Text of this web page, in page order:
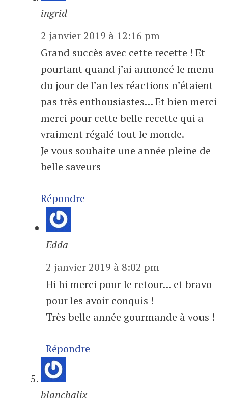
ingrid
2 janvier 2019 à 12:16 pm
Grand succès avec cette recette ! Et
pourtant quand j’ai annoncé le menu
du jour de l’an les réactions n’étaient
pas très enthousiastes… Et bien merci
merci pour cette belle recette qui a
vraiment régalé tout le monde.
Je vous souhaite une année pleine de
belle saveurs
Répondre
Edda
2 janvier 2019 à 8:02 pm
Hi hi merci pour le retour… et bravo
pour les avoir conquis !
Très belle année gourmande à vous !
Répondre
blanchalix